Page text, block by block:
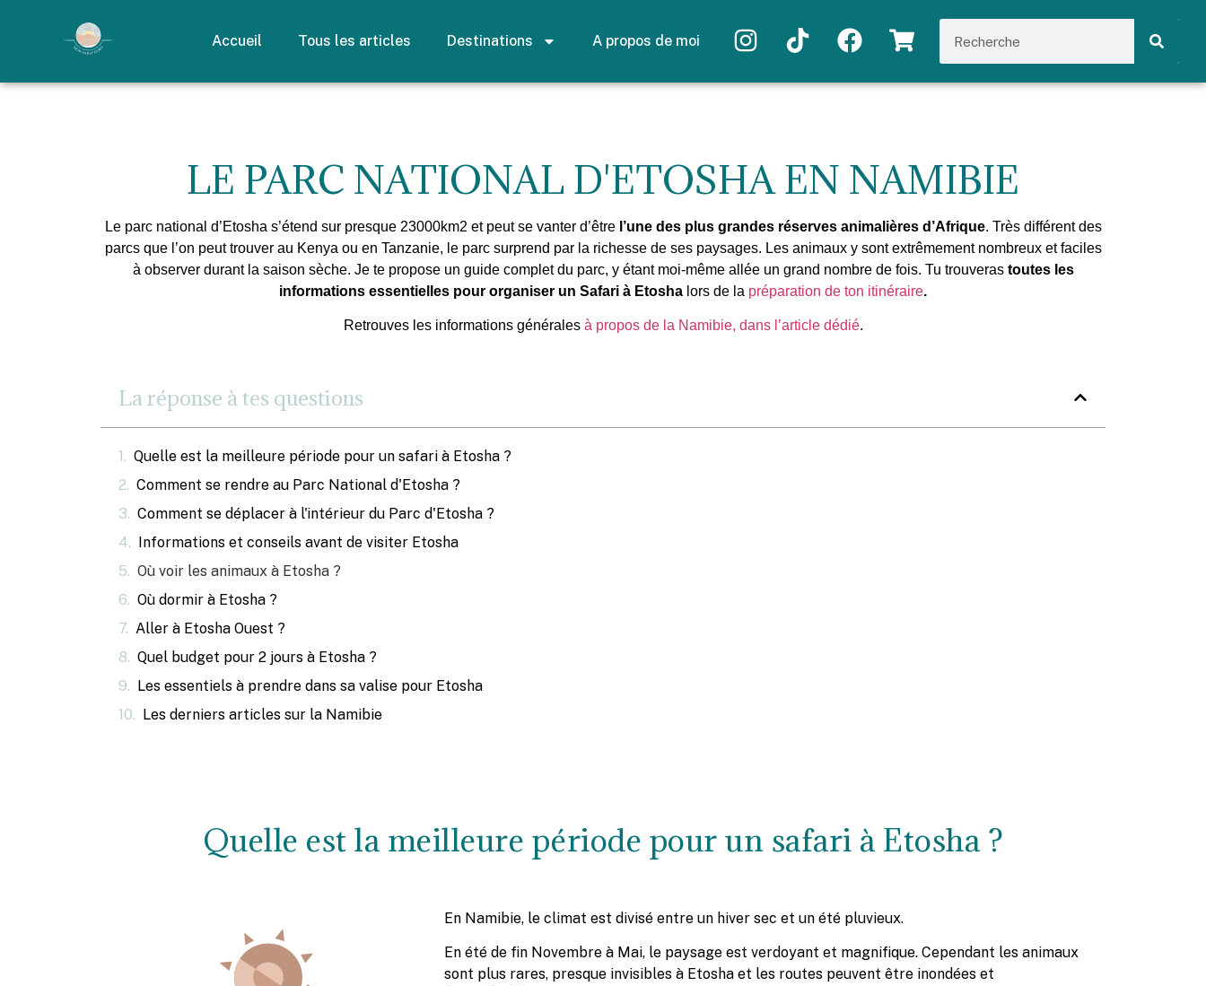
Accueil Tous les articles Destinations A propos de moi
LE PARC NATIONAL D'ETOSHA EN NAMIBIE
Le parc national d’Etosha s’étend sur presque 23000km2 et peut se vanter d’êtrel’une des plus grandes réserves animalières d’Afrique. Très différent des
parcs que l’on peut trouver au Kenya ou en Tanzanie, le parc surprend par la richesse de ses paysages. Les animaux y sont extrêmement nombreux et faciles
à observer durant la saison sèche. Je te propose un guide complet du parc, y étant moi-même allée un grand nombre de fois. Tu trouveras toutes les
informations essentielles pour organiser un Safari à Etosha lors de la préparation de ton itinéraire.
Retrouves les informations générales à propos de la Namibie, dans l’article dédié.
La réponse à tes questions
Quelle est la meilleure période pour un safari à Etosha ?
Comment se rendre au Parc National d'Etosha ?
Comment se déplacer à l'intérieur du Parc d'Etosha ?
Informations et conseils avant de visiter Etosha
Où voir les animaux à Etosha ?
Où dormir à Etosha ?
Aller à Etosha Ouest ?
Quel budget pour 2 jours à Etosha ?
Les essentiels à prendre dans sa valise pour Etosha
Les derniers articles sur la Namibie
Quelle est la meilleure période pour un safari à Etosha ?
En Namibie, le climat est divisé entre un hiver sec et un été pluvieux.
En été de fin Novembre à Mai, le paysage est verdoyant et magnifique. Cependant les animaux
sont plus rares, presque invisibles à Etosha et les routes peuvent être inondées et